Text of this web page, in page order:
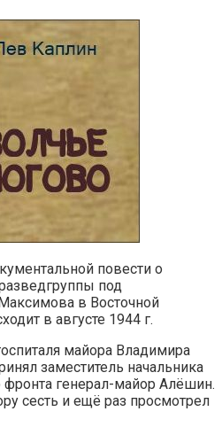
повести о
под
в Восточной
в августе 1944 г.
майора Владимира
заместитель начальника
фронта генерал-майор Алёшин.
сесть и ещё раз просмотрел